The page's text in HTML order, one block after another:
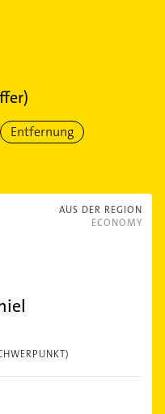
Entfernung
AUS DER REGION
ECONOMY